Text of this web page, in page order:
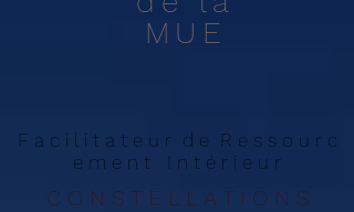
MUE
C O N S T E L L A T I O N S
F a c i l i t a t e u r d e R e s s o u r c
e m e n t I n t é r i e u r